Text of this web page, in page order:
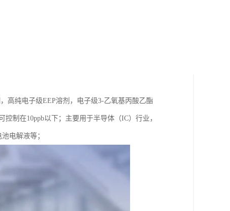
高纯电子级EEP溶剂，电子级3-乙氧基丙酸乙酯
制在10ppb以下；主要用于半导体（IC）行业，
电解液等；